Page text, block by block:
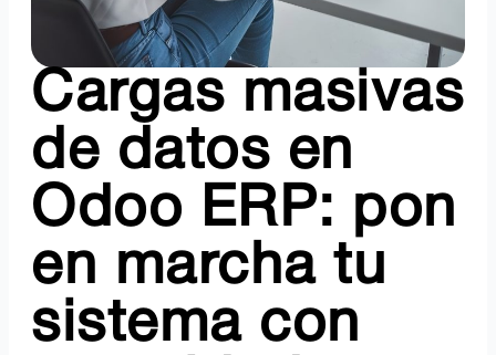
Cargas masivas
de datos en
Odoo ERP: pon
en marcha tu
sistema con